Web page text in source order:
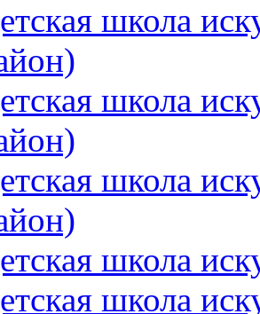
школа
школа
школа
школа
школа